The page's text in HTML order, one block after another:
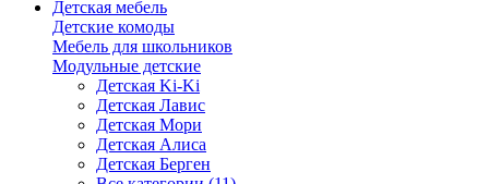
Детская мебель
Детские комоды
Мебель для школьников
Модульные детские
Детская Ki-Ki
Детская Лавис
Детская Мори
Детская Алиса
Детская Берген